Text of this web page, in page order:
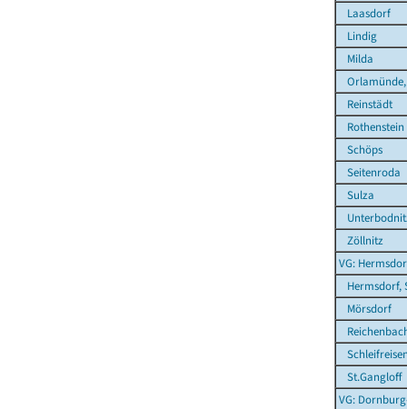
Laasdorf
Lindig
Milda
Reinstädt
Rothenstein
Schöps
Seitenroda
Sulza
Zöllnitz
VG:
Hermsdorf,
Mörsdorf
St.Gangloff
VG: